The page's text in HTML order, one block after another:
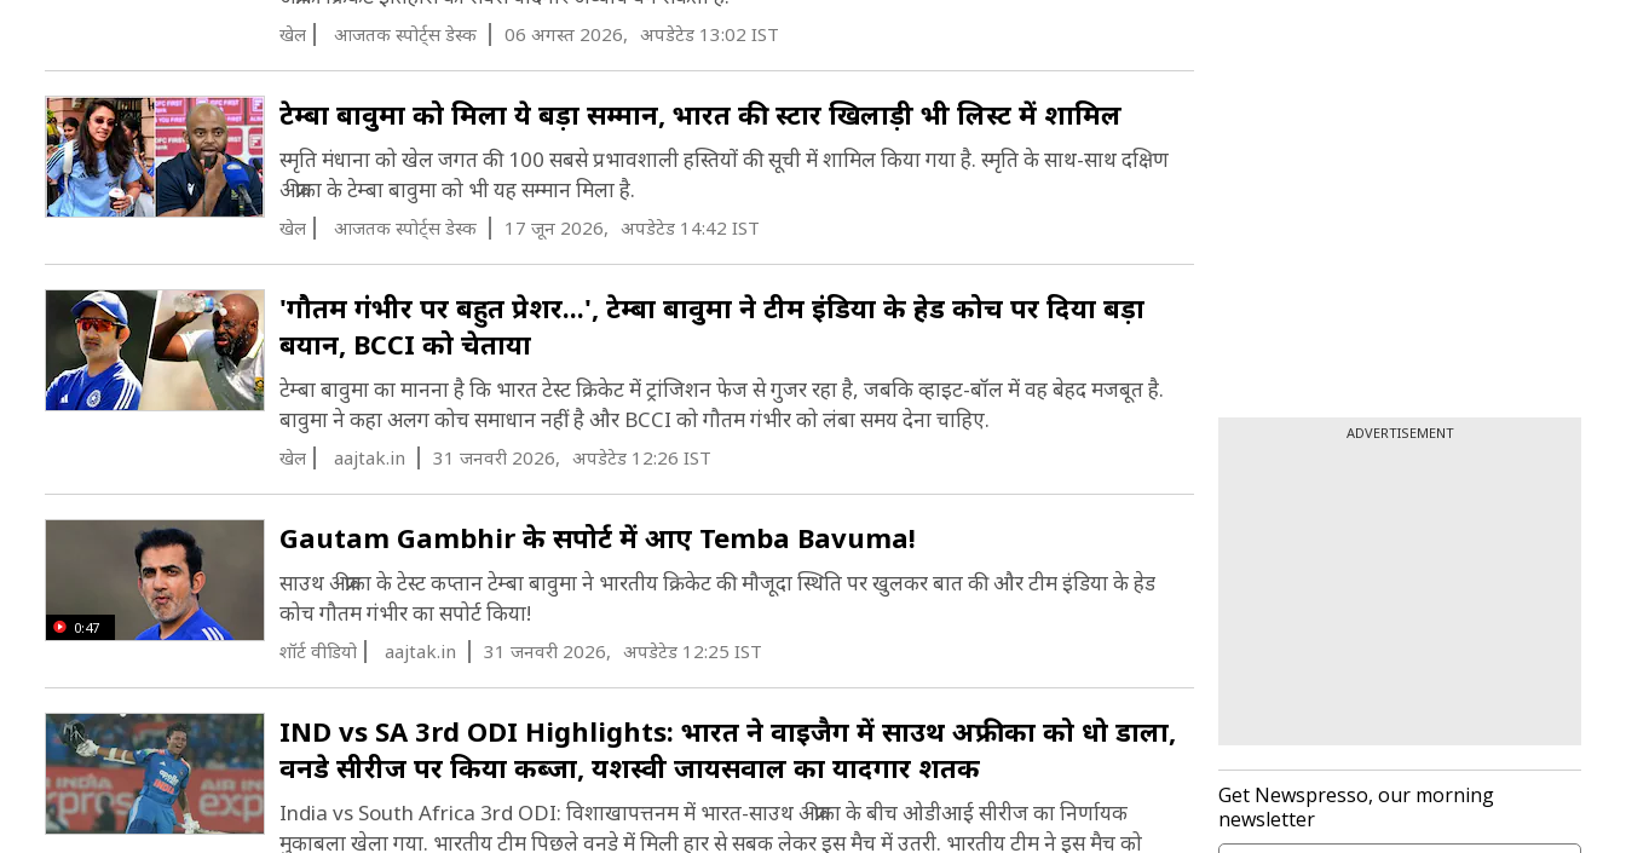
खेल आजतक स्पोर्ट्स डेस्क 06 अगस्त 2026, अपडेटेड 13:02 IST
टेम्बा बावुमा को मिला ये बड़ा सम्मान, भारत की स्टार खिलाड़ी भी लिस्ट में शामिल
स्मृति मंधाना को खेल जगत की 100 सबसे प्रभावशाली हस्तियों की सूची में शामिल किया गया है. स्मृति के साथ-साथ दक्षिण
अफ्रीका के टेम्बा बावुमा को भी यह सम्मान मिला है.
खेल आजतक स्पोर्ट्स डेस्क 17 जून 2026, अपडेटेड 14:42 IST
'गौतम गंभीर पर बहुत प्रेशर...', टेम्बा बावुमा ने टीम इंड‍िया के हेड कोच पर द‍िया बड़ा
बयान, BCCI को चेताया
टेम्बा बावुमा का मानना है कि भारत टेस्ट क्रिकेट में ट्रांजिशन फेज से गुजर रहा है, जबकि व्हाइट-बॉल में वह बेहद मजबूत है.
बावुमा ने कहा अलग कोच समाधान नहीं है और BCCI को गौतम गंभीर को लंबा समय देना चाहिए.
खेल aajtak.in 31 जनवरी 2026, अपडेटेड 12:26 IST
0:47
Gautam Gambhir के सपोर्ट में आए Temba Bavuma!
साउथ अफ्रीका के टेस्ट कप्तान टेम्बा बावुमा ने भारतीय क्रिकेट की मौजूदा स्थिति पर खुलकर बात की और टीम इंड‍िया के हेड
कोच गौतम गंभीर का सपोर्ट किया!
शॉर्ट वीडियो aajtak.in 31 जनवरी 2026, अपडेटेड 12:25 IST
IND vs SA 3rd ODI Highlights: भारत ने वाइजैग में साउथ अफ्रीका को धो डाला,
वनडे सीरीज पर किया कब्जा, यशस्वी जायसवाल का यादगार शतक
India vs South Africa 3rd ODI: विशाखापत्तनम में भारत-साउथ अफ्रीका के बीच ओडीआई सीरीज का निर्णायक
मुकाबला खेला गया. भारतीय टीम पिछले वनडे में मिली हार से सबक लेकर इस मैच में उतरी. भारतीय टीम ने इस मैच को
ADVERTISEMENT